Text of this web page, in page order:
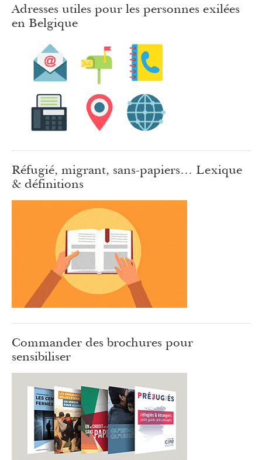
Adresses utiles pour les personnes exilées
en Belgique
Réfugié, migrant, sans-papiers… Lexique
& définitions
Commander des brochures pour
sensibiliser